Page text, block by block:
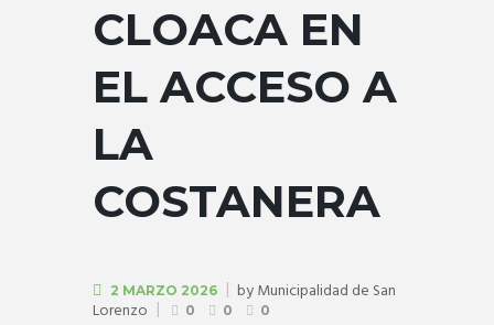
CLOACA EN
EL ACCESO A
LA
COSTANERA
2 MARZO 2026 byMunicipalidad de San
Lorenzo 0 0 0